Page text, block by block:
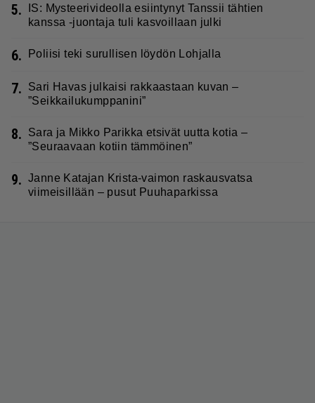
5.
IS: Mysteerivideolla esiintynyt Tanssii tähtien
kanssa -juontaja tuli kasvoillaan julki
6. Poliisi teki surullisen löydön Lohjalla
7.
Sari Havas julkaisi rakkaastaan kuvan –
”Seikkailukumppanini”
8.
Sara ja Mikko Parikka etsivät uutta kotia –
”Seuraavaan kotiin tämmöinen”
9. Janne Katajan Krista-vaimon raskausvatsa
viimeisillään – pusut Puuhaparkissa